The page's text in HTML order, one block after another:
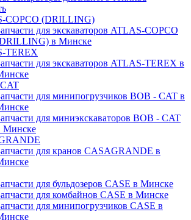
COPCO (DRILLING)
для экскаваторов ATLAS-COPCO
в Минске
TEREX
для экскаваторов ATLAS-TEREX в
для минипогрузчиков BOB - CAT в
для миниэкскаваторов BOB - CAT
Минске
для кранов CASAGRANDE в
для бульдозеров CASE в Минске
для комбайнов CASE в Минске
для минипогрузчиков CASE в